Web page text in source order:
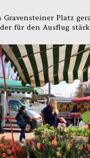
Platz
für den Ausflug